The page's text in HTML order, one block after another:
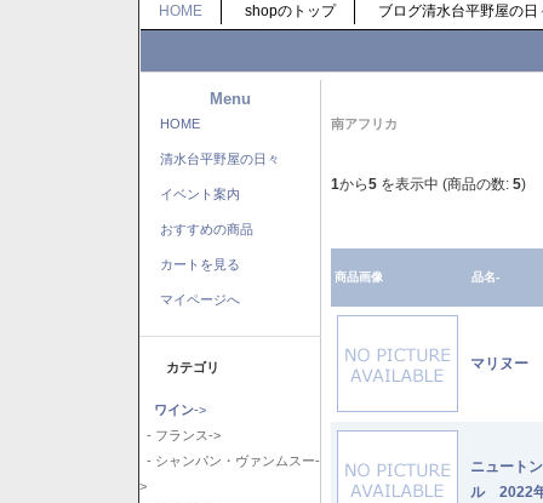
HOME shopのトップ ブログ清水台平野屋の日
Menu
HOME
清水台平野屋の日々
イベント案内
おすすめの商品
カートを見る
マイページへ
カテゴリ
ワイン->
- フランス->
- シャンパン・ヴァンムスー-
>
南アフリカ
1から5 を表示中 (商品の数: 5)
商品画像 品名-
マリヌー
ニュート
ル 2022